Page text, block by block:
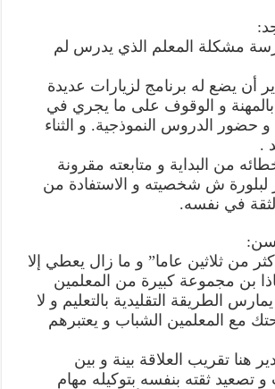
مشكلة المعلم الذي يدرس لم
أن يضع له برنامج لزيارات عديدة
بالمهنة و الوقوف على ما يجري في
حضور الدروس النموذجية. و الثناء
.
من البداية و متابعته مقرونة
لبلورة ش شخصيته و الاستفادة من
في نفسه.
من ثلاثين عاما” و ما زال يعطي إلا
بن مجموعة كبيرة من المعلمين
الطريقة التقليدية بالتعليم و لا
مع المعلمين الشباب و يعتبرهم
هنا تقريب العلاقة بينة و بين
و تصعيد ثقته بنفسه بتوكيله مهام